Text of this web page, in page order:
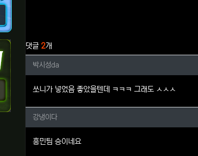
댓글 2개
박시성da님의 댓글
박시성da
쏘니가 넣었음 좋았을텐데 ㅋㅋㅋ 그래도 ㅅㅅㅅ
강냉이다님의 댓글
강냉이다
흥민팀 승이네요